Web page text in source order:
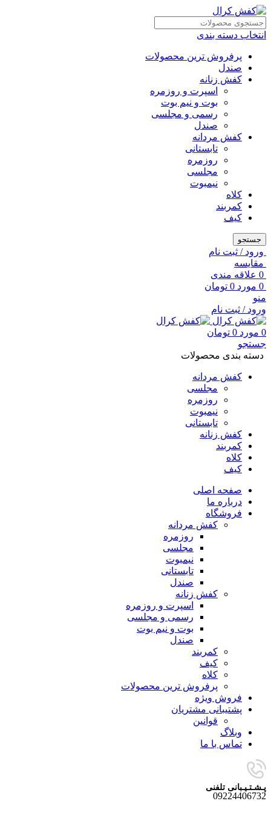
انتخاب دسته بندی
پرفروش ترین محصولات
صندل
کفش زنانه
اسپرت و روزمره
بوت و نیم بوت
رسمی و مجلسی
صندل
کفش مردانه
تابستانی
روزمره
مجلسی
نیمبوت
کلاه
کمربند
کیف
جستجو
ورود / ثبت نام
مقايسه
0 علاقه مندی
0 مورد 0 تومان
منو
ورود / ثبت نام
0 مورد 0 تومان
جستجو
دسته بندی محصولات
کفش مردانه
مجلسی
روزمره
نیمبوت
تابستانی
کفش زنانه
کمربند
کلاه
کیف
صفحه اصلی
درباره ما
فروشگاه
کفش مردانه
روزمره
مجلسی
نیمبوت
تابستانی
صندل
کفش زنانه
اسپرت و روزمره
رسمی و مجلسی
بوت و نیم بوت
صندل
کمربند
کیف
کلاه
پرفروش ترین محصولات
فروش ویژه
پشتیبانی مشتریان
قوانین
وبلاگ
تماس با ما
پـشـتـیـبانی تلفنی
09224406732